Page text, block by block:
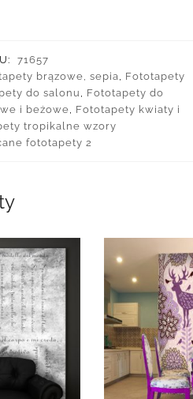
71657
brązowe, sepia, Fototapety
do salonu , Fototapety do
i beżowe, Fototapety kwiaty i
tropikalne wzory
fototapety 2